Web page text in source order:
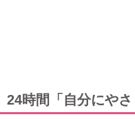
24時間「自分にや